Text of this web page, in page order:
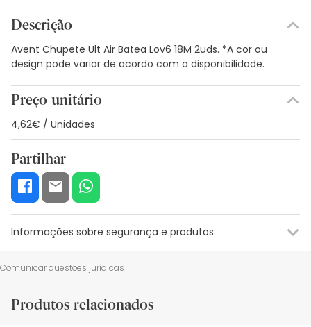
Descrição
Avent Chupete Ult Air Batea Lov6 18M 2uds. *A cor ou
design pode variar de acordo com a disponibilidade.
Preço unitário
4,62€ / Unidades
Partilhar
Informações sobre segurança e produtos
Recursos de segurança visual
De momento, não dispomos de imagens de segurança
Comunicar questões jurídicas
Produtos relacionados